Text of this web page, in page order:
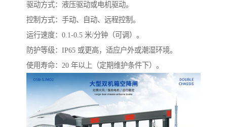
驱动方式：液压驱动或电机驱动。
控制方式：手动、自动、远程控制。
运行速度：0.1-0.5 米/分钟（可调）。
防护等级：IP65 或更高，适应户外或潮湿环境。
使用寿命：20 年以上（定期维护条件下）。